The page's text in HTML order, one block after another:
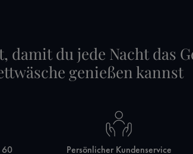
du jede Nacht das
genießen kannst
60
Persönlicher Kundenservice